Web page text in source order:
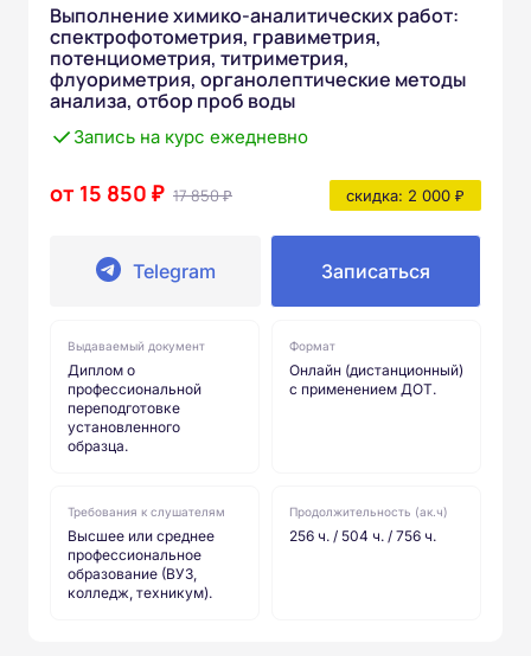
Выполнение химико-аналитических работ:
спектрофотометрия, гравиметрия,
потенциометрия, титриметрия,
флуориметрия, органолептические методы
анализа, отбор проб воды
Запись на курс ежедневно
от 15 850 ₽ 17 850 ₽ скидка: 2 000 ₽
Telegram Записаться
Выдаваемый документ
Диплом о
профессиональной
переподготовке
установленного
образца.
Формат
Онлайн (дистанционный)
с применением ДОТ.
Требования к слушателям
Высшее или среднее
профессиональное
образование (ВУЗ,
колледж, техникум).
Продолжительность (ак.ч)
256 ч. / 504 ч. / 756 ч.